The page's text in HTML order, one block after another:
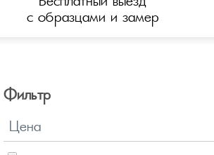
с образцами и замер
Фильтр
Цена